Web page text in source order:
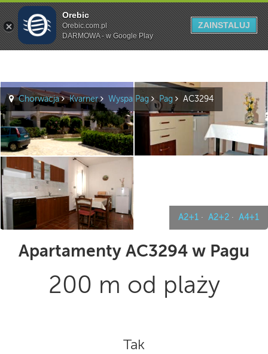
Szukaj
A2+1 · A2+2 · A4+1
Chorwacja Kvarner Wyspa Pag Pag AC3294
Apartamenty AC3294 w Pagu
200 m od plaży
Tak
Orebic
Orebic.com.pl
DARMOWA - w Google Play
ZAINSTALUJ